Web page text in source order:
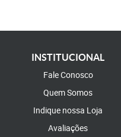
INSTITUCIONAL
Fale Conosco
Quem Somos
Indique nossa Loja
Avaliações